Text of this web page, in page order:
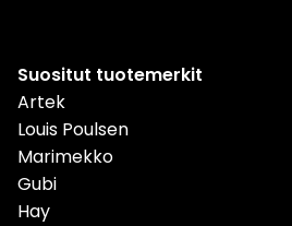
Suositut tuotemerkit
Artek
Louis Poulsen
Marimekko
Gubi
Hay